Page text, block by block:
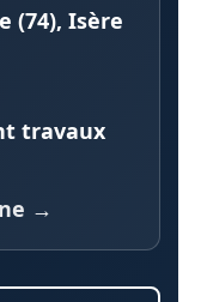
(74), Isère
travaux
→